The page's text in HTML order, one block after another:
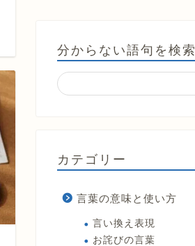
分からない語句を検索
カテゴリー
言葉の意味と使い方
言い換え表現
お詫びの言葉